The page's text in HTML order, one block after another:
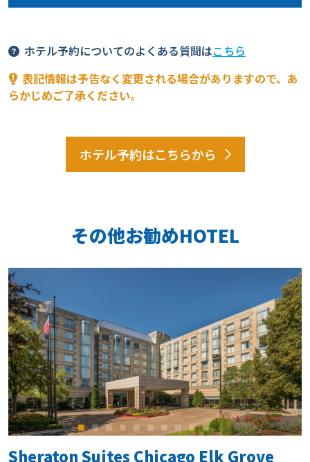
ホテル予約についてのよくある質問はこちら
表記情報は予告なく変更される場合がありますので、あ
らかじめご了承ください。
ホテル予約はこちらから
その他お勧めHOTEL
Sheraton Suites Chicago Elk Grove